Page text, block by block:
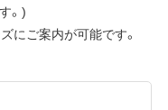
。)
にご案内が可能です。